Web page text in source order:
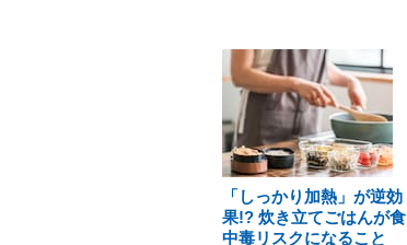
「しっかり加熱」が逆効
果!? 炊き立てごはんが食
中毒リスクになること